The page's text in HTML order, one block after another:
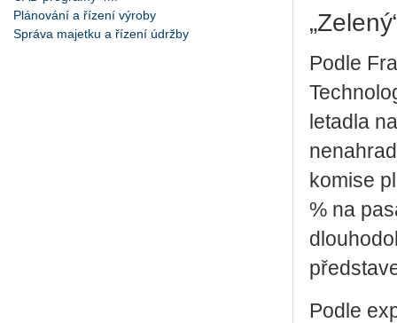
Plánování a řízení výroby
Správa majetku a řízení údržby
Podle
letadla
komise
% na
Podle